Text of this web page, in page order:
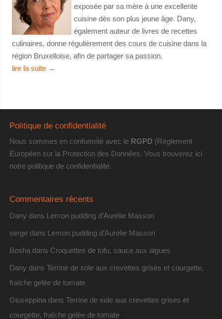
exposée par sa mère à une excellente
cuisine dès son plus jeune âge. Dany,
également auteur de livres de recettes
culinaires, donne régulièrement des cours de cuisine dans la
région Bruxelloise, afin de partager sa passion.
lire la suite →
Politique de confidentialité
Nous sommes en conformité avec le RGPD (Réglement
Européen sur la Protection des Données. Vous trouverez ici
notre politique de confidentialité.
Commentaires récents
Dany dans Lemon pudding d’Aurélie Masson
sergedans Lemon pudding d’Aurélie Masson
Bosha dans Croquettes de tofu, sauce aux algues
Dany dans Terrine de sole aux crevettes grises et courgette,
fraîche gelée de tomate
Giuseppina dans Terrine de sole aux crevettes grises et
courgette, fraîche gelée de tomate